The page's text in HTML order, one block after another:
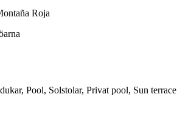
Roja
Pool, Solstolar, Privat pool, Sun terrace